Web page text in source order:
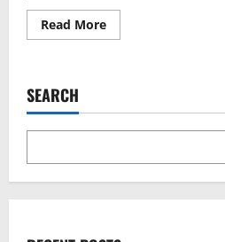
Read MoreRead
more
der
SEARCH